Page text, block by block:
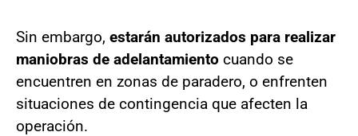
Sin embargo, estarán autorizados para realizar
maniobras de adelantamiento cuando se
encuentren en zonas de paradero, o enfrenten
situaciones de contingencia que afecten la
operación.